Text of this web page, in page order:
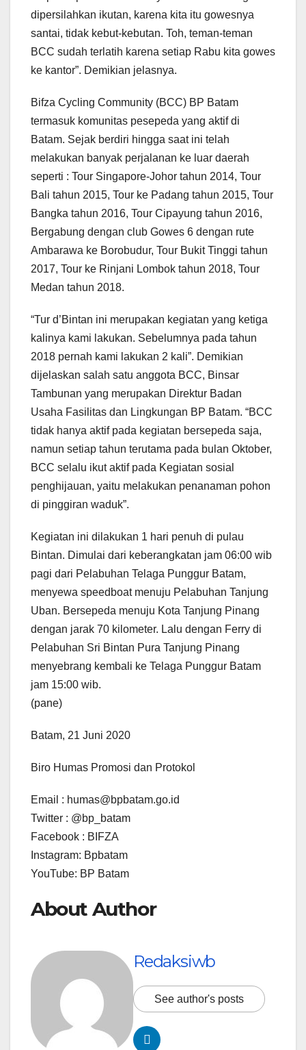
dipersilahkan ikutan, karena kita itu gowesnya
santai, tidak kebut-kebutan. Toh, teman-teman
BCC sudah terlatih karena setiap Rabu kita gowes
ke kantor”. Demikian jelasnya.
Bifza Cycling Community (BCC) BP Batam
termasuk komunitas pesepeda yang aktif di
Batam. Sejak berdiri hingga saat ini telah
melakukan banyak perjalanan ke luar daerah
seperti : Tour Singapore-Johor tahun 2014, Tour
Bali tahun 2015, Tour ke Padang tahun 2015, Tour
Bangka tahun 2016, Tour Cipayung tahun 2016,
Bergabung dengan club Gowes 6 dengan rute
Ambarawa ke Borobudur, Tour Bukit Tinggi tahun
2017, Tour ke Rinjani Lombok tahun 2018, Tour
Medan tahun 2018.
“Tur d’Bintan ini merupakan kegiatan yang ketiga
kalinya kami lakukan. Sebelumnya pada tahun
2018 pernah kami lakukan 2 kali”. Demikian
dijelaskan salah satu anggota BCC, Binsar
Tambunan yang merupakan Direktur Badan
Usaha Fasilitas dan Lingkungan BP Batam. “BCC
tidak hanya aktif pada kegiatan bersepeda saja,
namun setiap tahun terutama pada bulan Oktober,
BCC selalu ikut aktif pada Kegiatan sosial
penghijauan, yaitu melakukan penanaman pohon
di pinggiran waduk”.
Kegiatan ini dilakukan 1 hari penuh di pulau
Bintan. Dimulai dari keberangkatan jam 06:00 wib
pagi dari Pelabuhan Telaga Punggur Batam,
menyewa speedboat menuju Pelabuhan Tanjung
Uban. Bersepeda menuju Kota Tanjung Pinang
dengan jarak 70 kilometer. Lalu dengan Ferry di
Pelabuhan Sri Bintan Pura Tanjung Pinang
menyebrang kembali ke Telaga Punggur Batam
jam 15:00 wib.
(pane)
Batam, 21 Juni 2020
Biro Humas Promosi dan Protokol
Email : humas@bpbatam.go.id
Twitter : @bp_batam
Facebook : BIFZA
Instagram: Bpbatam
YouTube: BP Batam
About Author
Redaksiwb
See author's posts